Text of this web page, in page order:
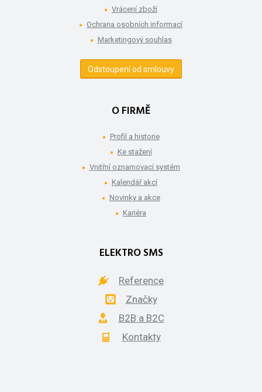
Vrácení zboží
Ochrana osobních informací
Marketingový souhlas
Odstoupení od smlouvy
O FIRMĚ
Profil a historie
Ke stažení
Vnitřní oznamovací systém
Kalendář akcí
Novinky a akce
Kariéra
ELEKTRO SMS
Reference
Značky
B2B a B2C
Kontakty